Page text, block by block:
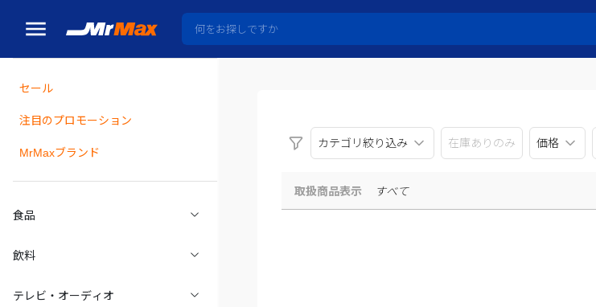
セール
注目のプロモーション
MrMaxブランド
食品
飲料
テレビ・オーディオ
カテゴリ絞り込み
在庫ありのみ 価格
取扱商品表示 すべて